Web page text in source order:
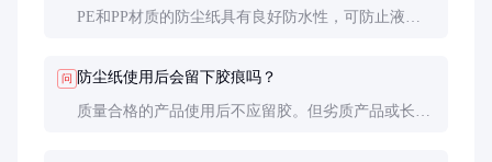
PE和PP材质的防尘纸具有良好防水性，可防止液体
问 防尘纸使用后会留下胶痕吗？
质量合格的产品使用后不应留胶。但劣质产品或长时